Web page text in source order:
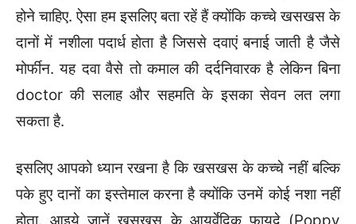
होने चाहिए. ऐसा हम इसलिए बता रहें हैं क्योंकि कच्चे खसखस के
दानों में नशीला पदार्ध होता है जिससे दवाएं बनाई जाती है जैसे
मोर्फीन. यह दवा वैसे तो कमाल की दर्दनिवारक है लेकिन बिना
doctor की सलाह और सहमति के इसका सेवन लत लगा
सकता है.
इसलिए आपको ध्यान रखना है कि खसखस के कच्चे नहीं बल्कि
पके हुए दानों का इस्तेमाल करना है क्योंकि उनमें कोई नशा नहीं